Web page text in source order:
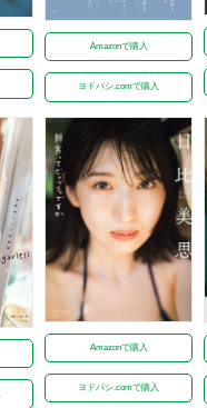
Amazonで購入
ヨドバシ.comで購入
Amazonで購入
ヨドバシ.comで購入